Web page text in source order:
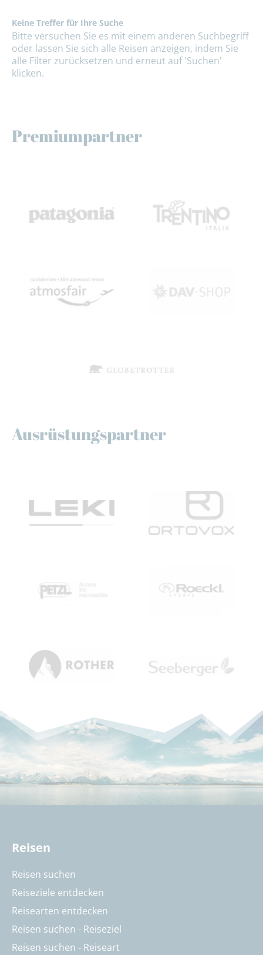
Keine Treffer für Ihre Suche
Bitte versuchen Sie es mit einem anderen Suchbegriff
oder lassen Sie sich alle Reisen anzeigen, indem Sie
alle Filter zurücksetzen und erneut auf 'Suchen'
klicken.
Premiumpartner
Ausrüstungspartner
Reisen
Reisen suchen
Reiseziele entdecken
Reisearten entdecken
Reisen suchen - Reiseziel
Reisen suchen - Reiseart